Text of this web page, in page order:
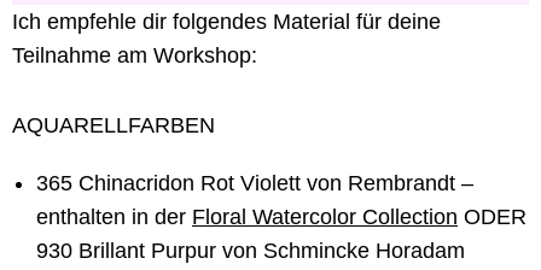
Ich empfehle dir folgendes Material für deine
Teilnahme am Workshop:
AQUARELLFARBEN
365 Chinacridon Rot Violett von Rembrandt –
enthalten in der Floral Watercolor Collection ODER
930 Brillant Purpur von Schmincke Horadam